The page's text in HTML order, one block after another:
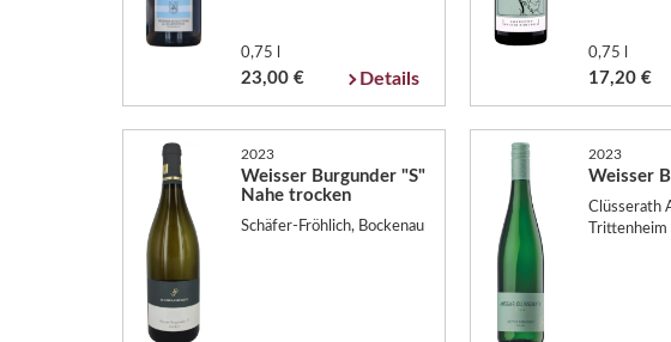
0,75 l
23,00 € Details
0,75 l
17,20 €
2023
Weisser Burgunder "S"
Nahe trocken
Schäfer-Fröhlich, Bockenau
2023
Weisser
Clüsserath
Trittenheim